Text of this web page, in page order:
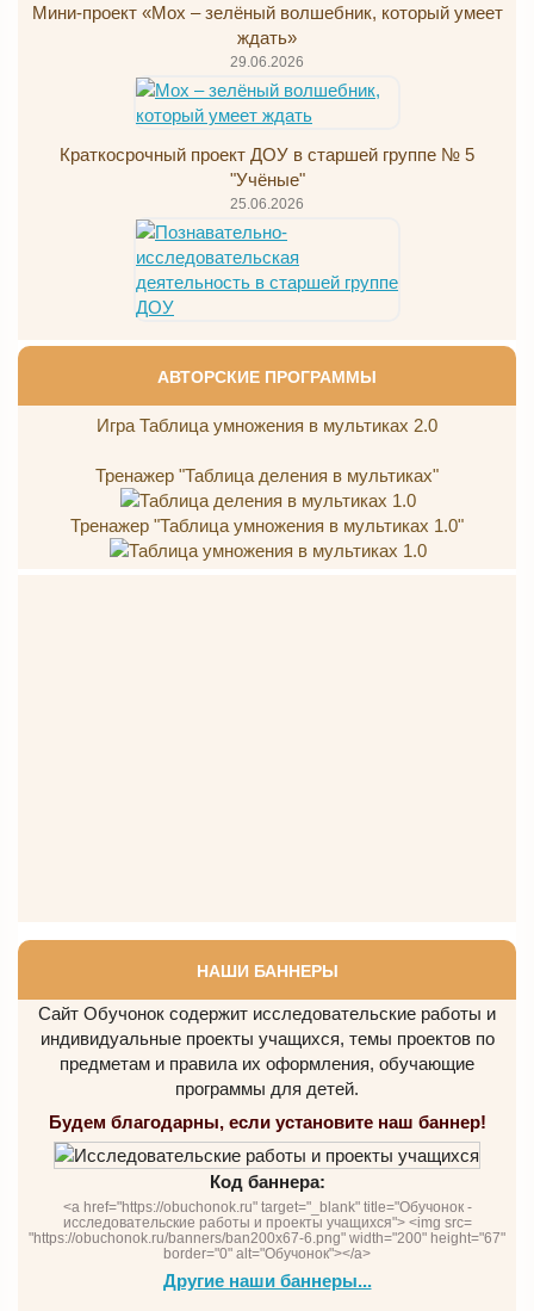
Мини-проект «Мох – зелёный волшебник, который умеет
ждать»
29.06.2026
Краткосрочный проект ДОУ в старшей группе № 5
"Учёные"
25.06.2026
АВТОРСКИЕ ПРОГРАММЫ
Игра Таблица умножения в мультиках 2.0
Тренажер "Таблица деления в мультиках"
Тренажер "Таблица умножения в мультиках 1.0"
НАШИ БАННЕРЫ
Сайт Обучонок содержит исследовательские работы и
индивидуальные проекты учащихся, темы проектов по
предметам и правила их оформления, обучающие
программы для детей.
Будем благодарны, если установите наш баннер!
Код баннера:
<a href="https://obuchonok.ru" target="_blank" title="Обучонок -
исследовательские работы и проекты учащихся"> <img src=
"https://obuchonok.ru/banners/ban200x67-6.png" width="200" height="67"
border="0" alt="Обучонок"></a>
Другие наши баннеры...